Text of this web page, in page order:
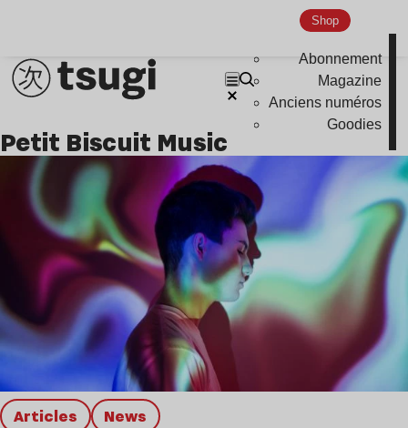
Shop
Abonnement
Magazine
Anciens numéros
Goodies
Indie
Petit Biscuit Music
Articles news